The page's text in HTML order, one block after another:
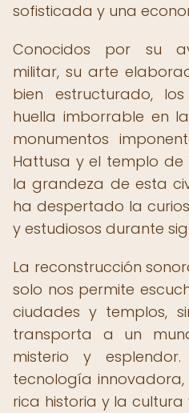
sofisticada y una
Conocidos por su
militar, su arte
bien estructurado,
huella imborrable en
monumentos
Hattusa y el templo de
la grandeza de esta
ha despertado la
y estudiosos durante
La reconstrucción
solo nos permite
ciudades y templos,
transporta a un
misterio y
tecnología
rica historia y la